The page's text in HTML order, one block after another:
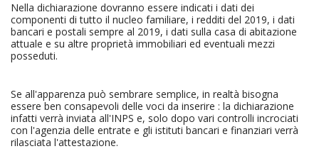
Nella dichiarazione dovranno essere indicati i dati dei
componenti di tutto il nucleo familiare, i redditi del 2019, i dati
bancari e postali sempre al 2019, i dati sulla casa di abitazione
attuale e su altre proprietà immobiliari ed eventuali mezzi
posseduti.
Se all'apparenza può sembrare semplice, in realtà bisogna
essere ben consapevoli delle voci da inserire : la dichiarazione
infatti verrà inviata all'INPS e, solo dopo vari controlli incrociati
con l'agenzia delle entrate e gli istituti bancari e finanziari verrà
rilasciata l'attestazione.